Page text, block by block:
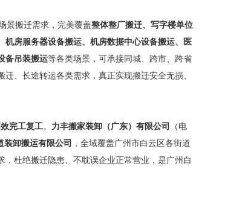
景搬迁需求，完美覆盖整体整厂搬迁、写字楼单位
房服务器设备搬运、机房数据中心设备搬运、医
备吊装搬运等各类场景，可承接同城、跨市、跨省
、长途转运各类需求，真正实现搬迁安全无损、
完工复工。 力丰搬家装卸（广东）有限公司
（电
装卸搬运有限公司
，全域覆盖广州市白云区各街道
杜绝搬迁隐患、不耽误企业正常营业，是广州白